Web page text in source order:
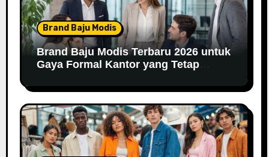
Brand Baju Modis
Brand Baju Modis Terbaru 2026 untuk
Gaya Formal Kantor yang Tetap